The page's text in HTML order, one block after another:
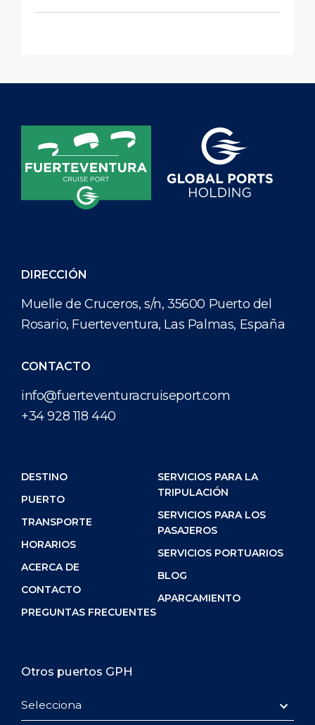
DIRECCIÓN
Muelle de Cruceros, s/n, 35600 Puerto del
Rosario, Fuerteventura, Las Palmas, España
CONTACTO
info@fuerteventuracruiseport.com
+34 928 118 440
DESTINO
PUERTO
TRANSPORTE
HORARIOS
ACERCA DE
CONTACTO
PREGUNTAS FRECUENTES
SERVICIOS PARA LA
TRIPULACIÓN
SERVICIOS PARA LOS
PASAJEROS
SERVICIOS PORTUARIOS
BLOG
APARCAMIENTO
Otros puertos GPH
Selecciona